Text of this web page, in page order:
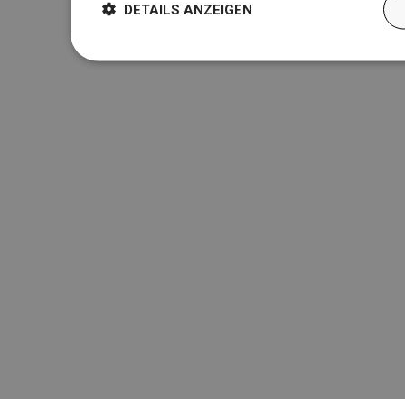
DETAILS ANZEIGEN